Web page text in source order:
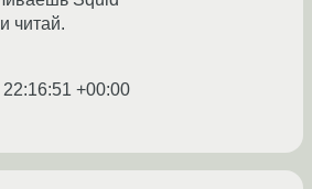
читай.
+00:00